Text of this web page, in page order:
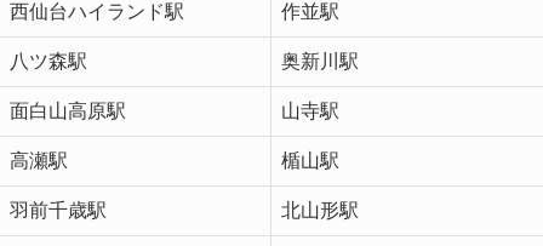
西仙台ハイランド駅 作並駅
八ツ森駅 奥新川駅
面白山高原駅 山寺駅
高瀬駅 楯山駅
羽前千歳駅 北山形駅